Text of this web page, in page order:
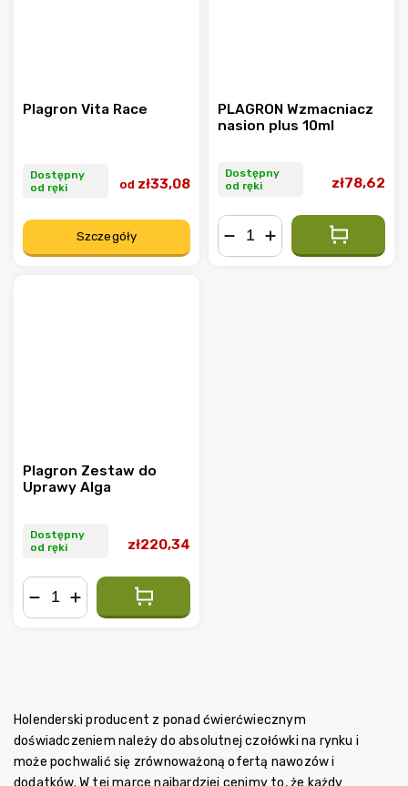
Plagron Vita Race
Dostępny
od ręki
od zł33,08
Szczegóły
PLAGRON Wzmacniacz
nasion plus 10ml
Dostępny
od ręki
zł78,62
Plagron Zestaw do
Uprawy Alga
Dostępny
od ręki
zł220,34
Holenderski producent z ponad ćwierćwiecznym
doświadczeniem należy do absolutnej czołówki na rynku i
może pochwalić się zrównoważoną ofertą nawozów i
dodatków. W tej marce najbardziej cenimy to, że każdy